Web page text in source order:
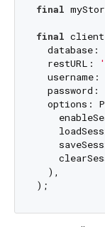
final
final
  database:
  restURL:
  username:
  password:
options:
  ),